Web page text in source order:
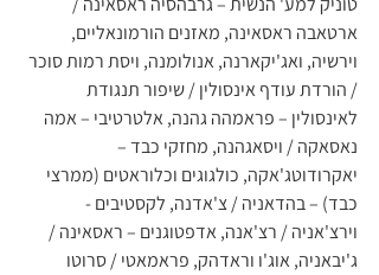
ארטאבה ראסאינה, מאזנים הורמונאליים,
וירשיה, ואג'יקארנה, אנולומנה, ויסת רמות סוכר
/ הורדת עודף אינסולין / שיפור תנגודת
לאינסולין – פראמהה גהנה, אלטרטיבי – אמה
נאסאקה / ויסאגהנה, מחזקי כבד –
יאקרודוטג'אקה, כולגוגים וכלוראטים (ממרצי
כבד) – בהדאניה / צ'אדנה, לקסטיבים -
וירצ'אניה / רצ'אנה, אדפטוגנים – ראסאינה /
ג'יבאניה, אוג'ו וראדהק, פראמאטי / סרוטו